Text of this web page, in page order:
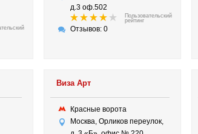
д.3 оф.502
Пользовательский
рейтинг
Отзывов: 0
Виза Арт
Красные ворота
Москва, Орликов переулок,